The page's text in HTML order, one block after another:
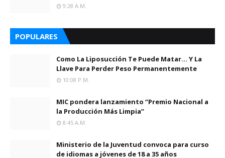
9:28 A.m.
POPULARES
Como La Liposucción Te Puede Matar… Y La
Llave Para Perder Peso Permanentemente
10:08 P.m.
MIC pondera lanzamiento “Premio Nacional a
la Producción Más Limpia”
8:45 A.m.
Ministerio de la Juventud convoca para curso
de idiomas a jóvenes de 18 a 35 años